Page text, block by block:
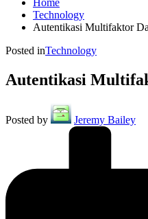
Home
Technology
Autentikasi Multifaktor
Posted inTechnology
Autentikasi
Posted by Jeremy Bailey